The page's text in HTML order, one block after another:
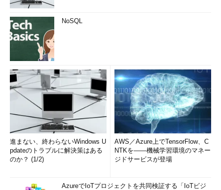
NoSQL
進まない、終わらないWindows U
pdateのトラブルに解決策はある
のか？ (1/2)
AWS／Azure上でTensorFlow、C
NTKを――機械学習環境のマネー
ジドサービスが登場
AzureでIoTプロジェクトを共同検証する「IoTビジ